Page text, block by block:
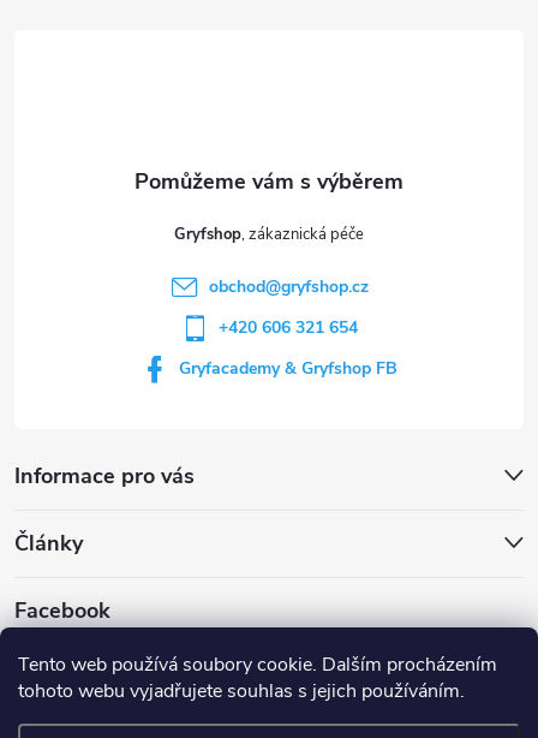
Tento web používá soubory cookie. Dalším procházením
tohoto webu vyjadřujete souhlas s jejich používáním.
Informace pro vás
Gryfshop
obchod@gryfshop.cz
+420 606 321 654
Gryfacademy & Gryfshop FB
Články
Facebook